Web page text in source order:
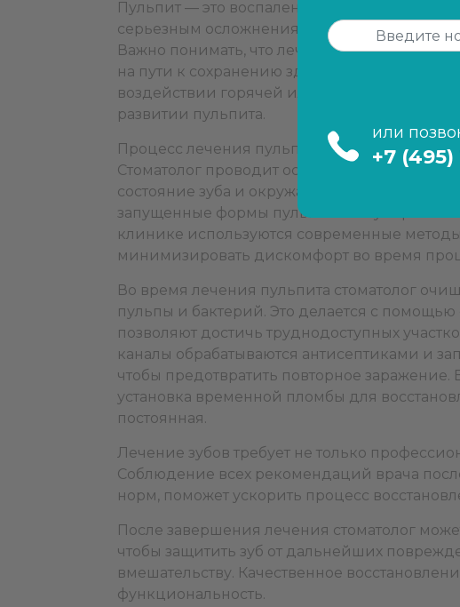
Пульпит — это воспаление мягких тканей
серьезным осложнениям, если не будет
Важно понимать, что лечение пульпита —
на пути к сохранению здоровья зубов. Если
воздействии горячей или холодной пищи,
развитии пульпита.
Процесс лечения пульпита в клинике
Стоматолог проводит осмотр, может
состояние зуба и окружающих тканей. Не
запущенные формы пульпита могут
клинике используются современные
минимизировать дискомфорт во время
Во время лечения пульпита стоматолог
пульпы и бактерий. Это делается с
позволяют достичь труднодоступных
каналы обрабатываются антисептиками и
чтобы предотвратить повторное заражение.
установка временной пломбы для
постоянная.
Лечение зубов требует не только
Соблюдение всех рекомендаций врача
норм, поможет ускорить процесс
После завершения лечения стоматолог
чтобы защитить зуб от дальнейших
вмешательству. Качественное
функциональность.
или
+7